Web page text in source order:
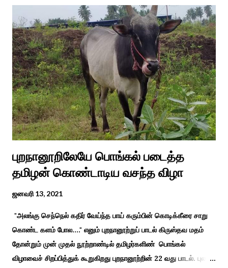
எடுத்த அய்யனார் என“வெட்டுடைய அய்யனார்“ நாமம் கோவில்
அமைத்து பூஜித்தனர். ஆங்கிலேய கிழக்கிந்திய ஆட்சியில் சிவகங்கை
இரண்டாம் மன்னர் முத்துவடுகநாதத் தேவர் ஆங்கிலேயரை எதிர்க்க
அவர்களால் காளையார் கோவிலில் இரண்டாம் மனைவி கௌரி
நாச்சியாருடன் கொல்லபட்டார். அவரது முதல் மனைவி
வேலுநாச்சியார...
புறநானூறிலேயே பொங்கல் படைத்த
தமிழன் கொண்டாடிய வசந்த விழா
ஜனவரி 13, 2021
"அலங்கு செந்நெல் கதிர் வேய்ந்த பாய் கரும்பின் கொடிக்கீரை சாறு
கொண்ட களம் போல...." எனும் புறநானூற்றுப் பாடல் கிருஸ்தவ மதம்
தோன்றும் முன் முதல் நூற்றாண்டில் தமிழர்களிண் பொங்கல்
விழாவைச் சிறப்பித்துக் கூறுகிறது புறநானூற்றின் 22 வது பாடல். புலவர்